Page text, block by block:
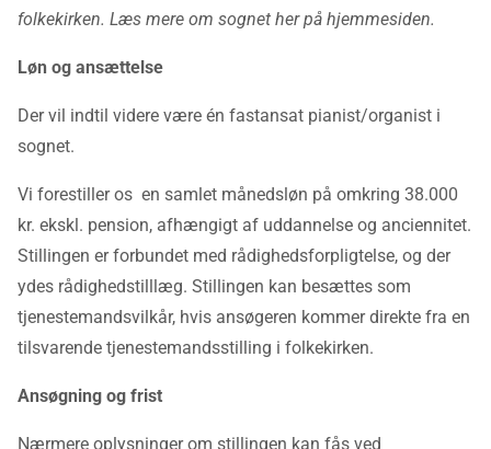
folkekirken. Læs mere om sognet her på hjemmesiden.
Løn og ansættelse
Der vil indtil videre være én fastansat pianist/organist i
sognet.
Vi forestiller os en samlet månedsløn på omkring 38.000
kr. ekskl. pension, afhængigt af uddannelse og anciennitet.
Stillingen er forbundet med rådighedsforpligtelse, og der
ydes rådighedstilllæg. Stillingen kan besættes som
tjenestemandsvilkår, hvis ansøgeren kommer direkte fra en
tilsvarende tjenestemandsstilling i folkekirken.
Ansøgning og frist
Nærmere oplysninger om stillingen kan fås ved